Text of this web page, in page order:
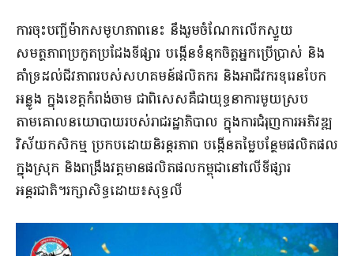
ការចុះបញ្ជីម៉ាកសមូហភាពនេះ នឹងរួមចំណែកលើកស្ទួយ
សមត្ថភាពប្រកួតប្រជែងទីផ្សារ បង្កើនទំនុកចិត្តអ្នកប្រើប្រាស់ និង
គាំទ្រដល់ជីវភាពរបស់សហគមន៍ផលិតករ និងអាជីវករទុរេនបែក
អន្លូង ក្នុងខេត្តកំពង់ចាម ជាពិសេសគឺជាយុទ្ធនាការមួយស្រប
តាមគោលនយោបាយរបស់រាជរដ្ឋាភិបាល ក្នុងការជំរុញការអភិវឌ្ឍ
វិស័យកសិកម្ម ប្រកបដោយនិរន្តរភាព បង្កើនតម្លៃបន្ថែមផលិតផល
ក្នុងស្រុក និងពង្រឹងវត្តមានផលិតផលកម្ពុជានៅលើទីផ្សារ
អន្តរជាតិ។រក្សាសិទ្ធដោយ៖សុទ្ធលី